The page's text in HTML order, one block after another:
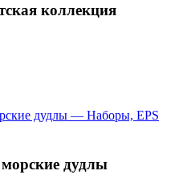
коллекция
дудлы